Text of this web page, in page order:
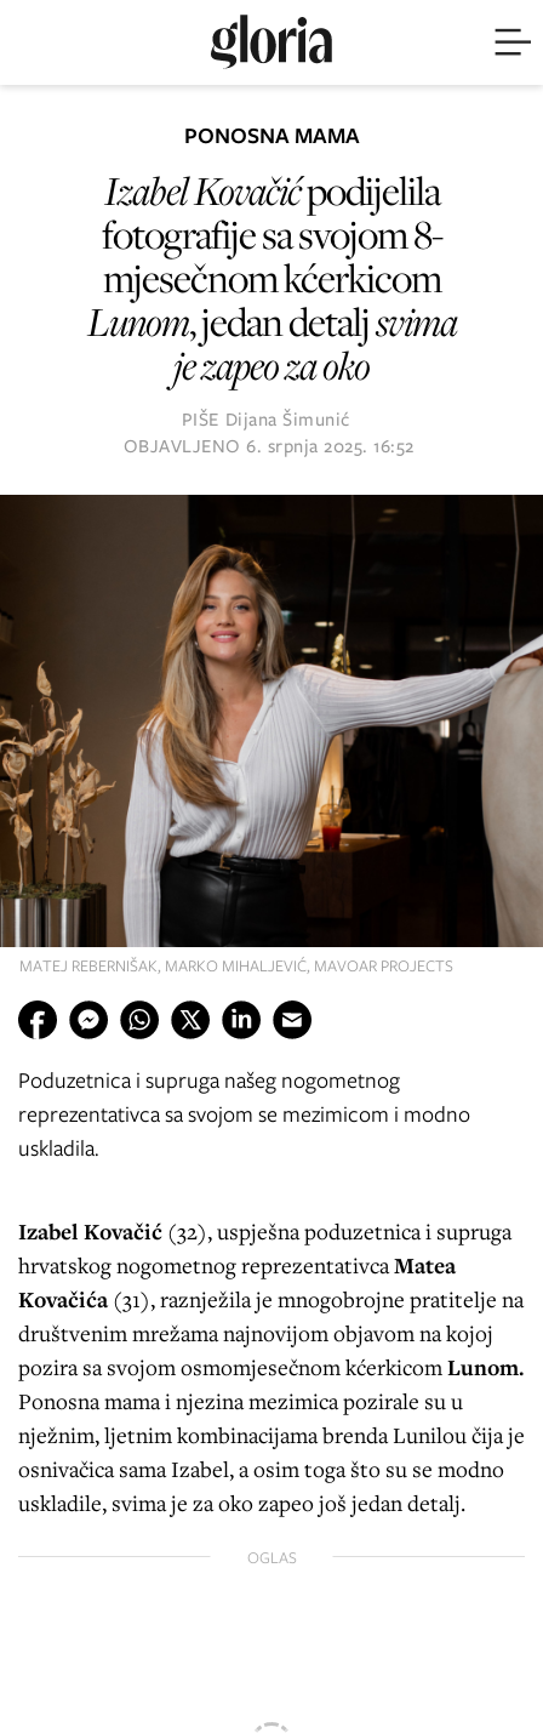
MATEJ REBERNIŠAK, MARKO MIHALJEVIĆ, MAVOAR PROJECTS
PONOSNA MAMA
Izabel Kovačićpodijelila
fotografije sa svojom 8-
mjesečnom kćerkicom
Lunom, jedan detaljsvima
je zapeo za oko
PIŠE Dijana Šimunić
OBJAVLJENO 6. srpnja 2025. 16:52
Poduzetnica i supruga našeg nogometnog
reprezentativca sa svojom se mezimicom i modno
uskladila.
Izabel Kovačić (32), uspješna poduzetnica i supruga
hrvatskog nogometnog reprezentativcaMatea
Kovačića(31), raznježila je mnogobrojne pratitelje na
društvenim mrežama najnovijom objavom na kojoj
pozira sa svojom osmomjesečnom kćerkicomLunom.
Ponosna mama i njezina mezimica pozirale su u
nježnim, ljetnim kombinacijama brenda Lunilou čija je
osnivačica sama Izabel, a osim toga što su se modno
uskladile, svima je za oko zapeo još jedan detalj.
OGLAS